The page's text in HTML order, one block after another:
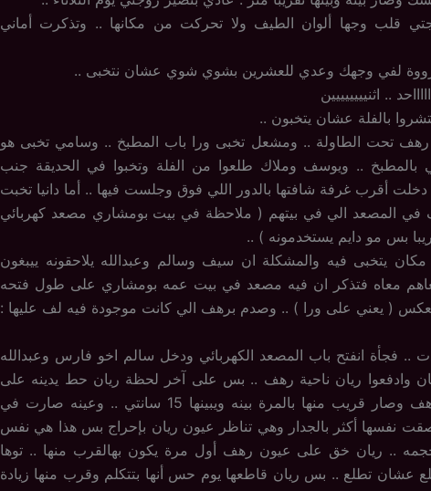
قلب وجها ألوان الطيف ولا تحركت من مكانها .. وتذكرت أماني
لفي وجهك وعدي للعشرين بشوي شوي عشان نتخبى ..
.. اثنيييييييين
بالفلة عشان يتخبون ..
رهف تحت الطاولة .. ومشعل تخبى ورا باب المطبخ .. وسامي تخبى هو
.. ويوسف وملاك طلعوا من الفلة وتخبوا في الحديقة جنب
أقرب غرفة شافتها بالدور اللي فوق وجلست فيها .. أما دانيا تخبت
في المصعد الي في بيتهم ( ملاحظة في بيت بومشاري مصعد كهربائي
بس مو دايم يستخدمونه ) ..
يتخبى فيه والمشكلة ان سيف وسالم وعبدالله يلاحقونه ييبغون
معاه فتذكر ان فيه مصعد في بيت عمه بومشاري على طول فتحه
( يعني على ورا ) .. وصدم برهف الي كانت موجودة فيه لف عليها :
فجأة انفتح باب المصعد الكهربائي ودخل سالم اخو فارس وعبدالله
وادفعوا ريان ناحية رهف .. بس على آخر لحظة ريان حط يدينه على
جدار المصعد الي ورا رهف وصار قريب منها بالمرة بينه ويبينها 15 سانتي .. وعينه صارت في
نفسها أكثر بالجدار وهي تناظر عيون ريان بإحراج بس هذا هي نفس
.. ريان خق على عيون رهف أول مرة يكون بهالقرب منها .. توها
عشان تطلع .. بس ريان قاطعها يوم حس أنها بتتكلم وقرب منها زيادة